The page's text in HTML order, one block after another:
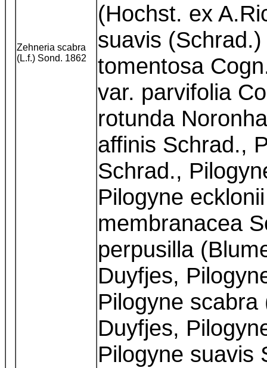
Zehneria scabra
(L.f.) Sond. 1862
(Hochst. ex
suavis
tomentosa
var. parvifolia
rotunda
affinis Schrad.,
Schrad.,
Pilogyne
membranacea
perpusilla
Duyfjes,
Pilogyne
Duyfjes,
Pilogyne suavis